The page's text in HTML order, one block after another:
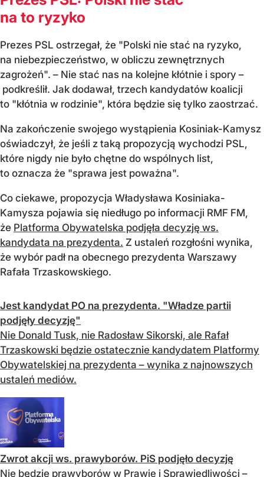
na to ryzyko
Prezes PSL ostrzegał, że "Polski nie stać na ryzyko,
na niebezpieczeństwo, w obliczu zewnętrznych
zagrożeń". – Nie stać nas na kolejne kłótnie i spory –
podkreślił. Jak dodawał, trzech kandydatów koalicji
to "kłótnia w rodzinie", która będzie się tylko zaostrzać.
Na zakończenie swojego wystąpienia Kosiniak-Kamysz
oświadczył, że jeśli z taką propozycją wychodzi PSL,
które nigdy nie było chętne do wspólnych list,
to oznacza że "sprawa jest poważna".
Co ciekawe, propozycja Władysława Kosiniaka-
Kamysza pojawia się niedługo po informacji RMF FM,
że Platforma Obywatelska podjęła decyzję ws.
kandydata na prezydenta. Z ustaleń rozgłośni wynika,
że wybór padł na obecnego prezydenta Warszawy
Rafała Trzaskowskiego.
Jest kandydat PO na prezydenta. "Władze partii
podjęły decyzję"
Nie Donald Tusk, nie Radosław Sikorski, ale Rafał
Trzaskowski będzie ostatecznie kandydatem Platformy
Obywatelskiej na prezydenta – wynika z najnowszych
ustaleń mediów.
Zwrot akcji ws. prawyborów. PiS podjęło decyzję
Nie będzie prawyborów w Prawie i Sprawiedliwości –